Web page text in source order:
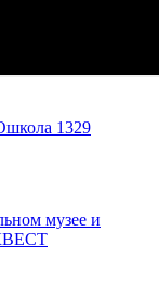
школа 1329
музее и